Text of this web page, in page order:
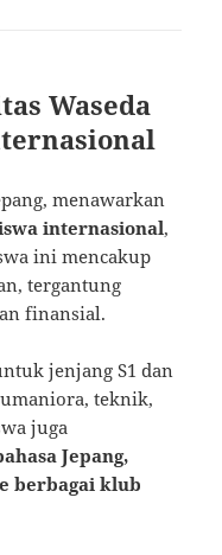
Waseda
menawarkan
internasional,
ini mencakup
tergantung
finansial.
jenjang S1 dan
teknik,
juga
Jepang,
berbagai klub